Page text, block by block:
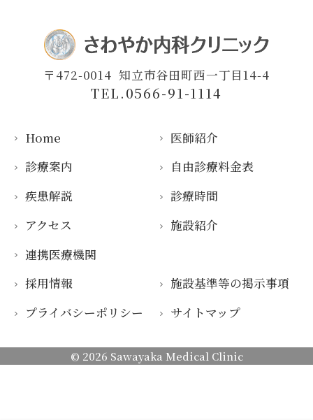
〒472-0014 知立市谷田町西一丁目14-4
TEL.0566-91-1114
Home
医師紹介
診療案内
自由診療料金表
疾患解説
診療時間
アクセス
施設紹介
連携医療機関
採用情報
施設基準等の掲示事項
プライバシーポリシー
サイトマップ
© 2026 Sawayaka Medical Clinic